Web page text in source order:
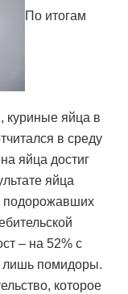
По итогам
куриные яйца в
в среду
яйца достиг
яйца
подорожавших
– на 52% с
лишь помидоры.
которое